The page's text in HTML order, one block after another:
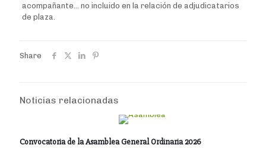
acompañante… no incluido en la relación de adjudicatarios
de plaza.
Share
Noticias relacionadas
Convocatoria de la Asamblea General Ordinaria 2026